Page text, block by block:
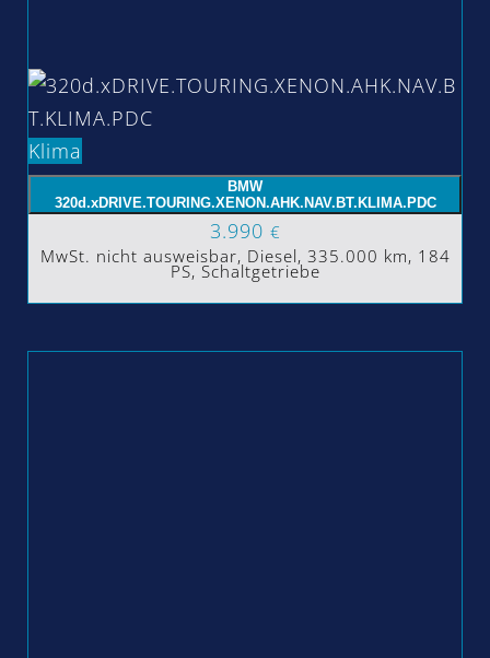
Klima
BMW
320d.xDRIVE.TOURING.XENON.AHK.NAV.BT.KLIMA.PDC
3.990 €
MwSt. nicht ausweisbar, Diesel, 335.000 km, 184
PS, Schaltgetriebe